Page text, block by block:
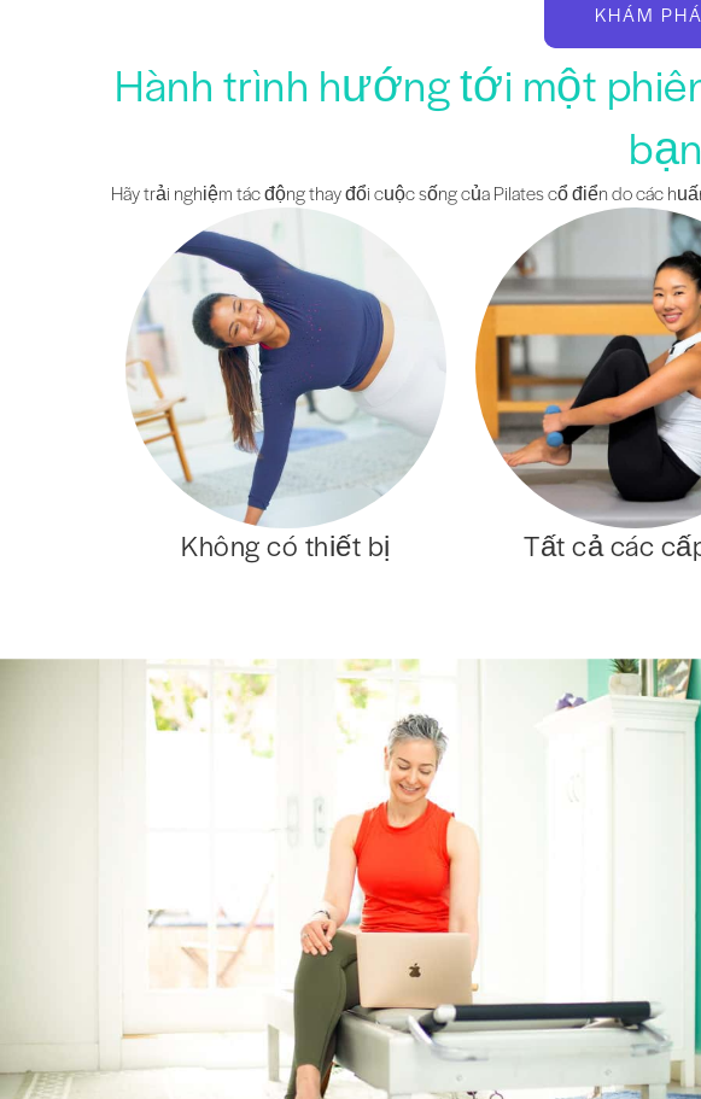
KHÁM
Hành trình hướng tới một
Hãy trải nghiệm tác động thay đổi cuộc sống của Pilates cổ điển do các
Không có thiết bị Tất cả các